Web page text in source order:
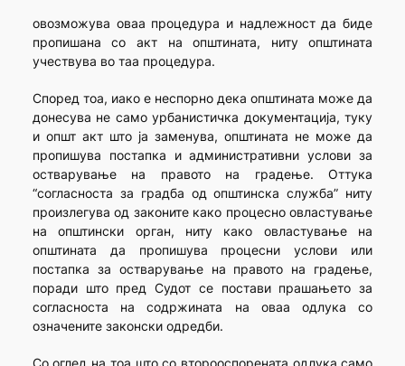
овозможува оваа процедура и надлежност да биде
пропишана со акт на општината, ниту општината
учествува во таа процедура.
Според тоа, иако е неспорно дека општината може да
донесува не само урбанистичка документација, туку
и општ акт што ја заменува, општината не може да
пропишува постапка и административни услови за
остварување на правото на градење. Оттука
“согласноста за градба од општинска служба” ниту
произлегува од законите како процесно овластување
на општински орган, ниту како овластување на
општината да пропишува процесни услови или
постапка за остварување на правото на градење,
поради што пред Судот се постави прашањето за
согласноста на содржината на оваа одлука со
означените законски одредби.